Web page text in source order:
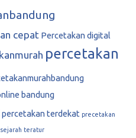
cepat Percetakan digital
percetakan
bandung
percetakan terdekat precetakan
sejarah teratur